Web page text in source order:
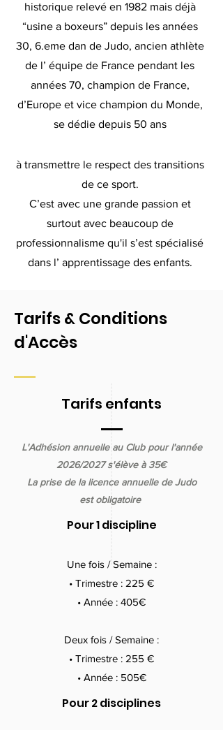
historique relevé en 1982 mais déjà
“usine a boxeurs” depuis les années
30, 6.eme dan de Judo, ancien athlète
de l’ équipe de France pendant les
années 70, champion de France,
d’Europe et vice champion du Monde,
se dédie depuis 50 ans
à transmettre le respect des transitions
de ce sport.
C’est avec une grande passion et
surtout avec beaucoup de
professionnalisme qu'il s’est spécialisé
dans l’ apprentissage des enfants.
Tarifs & Conditions
d'Accès
Tarifs enfants
L'Adhésion annuelle au Club pour l'année
2026/2027 s'élève à 35€
La prise de la licence annuelle de Judo
est obligatoire
Pour 1 discipline
Une fois / Semaine :
• Trimestre : 225 €
• Année : 405€
Deux fois / Semaine :
• Trimestre : 255 €
• Année : 505€
Pour 2 disciplines